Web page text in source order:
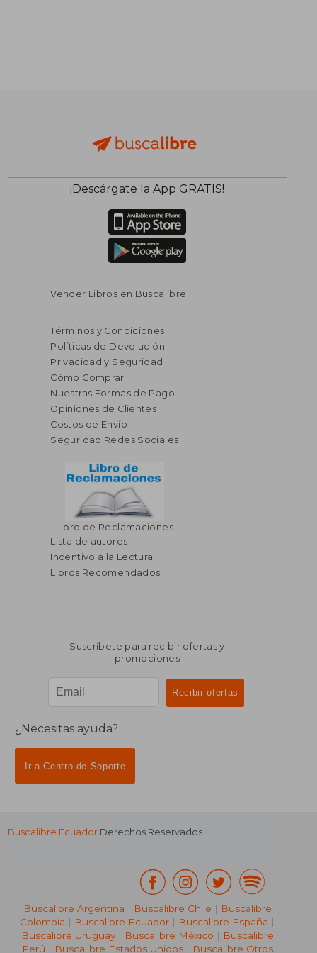
¡Descárgate la App GRATIS!
Vender Libros en Buscalibre
Términos y Condiciones
Políticas de Devolución
Privacidad y Seguridad
Cómo Comprar
Nuestras Formas de Pago
Opiniones de Clientes
Costos de Envío
Seguridad Redes Sociales
Libro de Reclamaciones
Lista de autores
Incentivo a la Lectura
Libros Recomendados
Suscríbete para recibir ofertas y
promociones
¿Necesitas ayuda?
Ir a Centro de Soporte
Buscalibre Ecuador Derechos Reservados.
Buscalibre Argentina | Buscalibre Chile | Buscalibre
Colombia | Buscalibre Ecuador | Buscalibre España |
Buscalibre Uruguay| Buscalibre México | Buscalibre
Perú | Buscalibre Estados Unidos| Buscalibre Otros